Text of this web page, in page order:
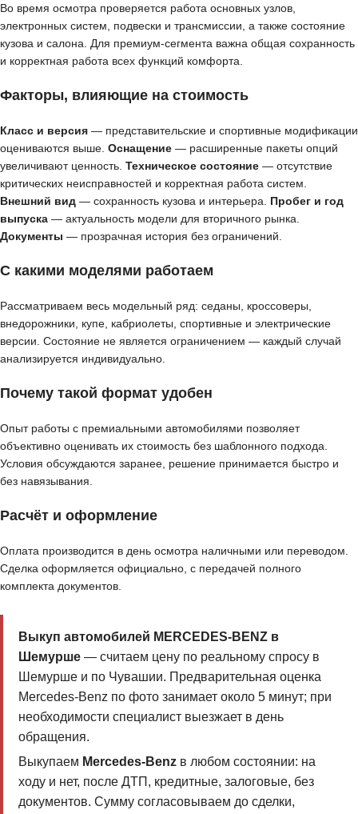
Во время осмотра проверяется работа основных узлов,
электронных систем, подвески и трансмиссии, а также состояние
кузова и салона. Для премиум-сегмента важна общая сохранность
и корректная работа всех функций комфорта.
Факторы, влияющие на стоимость
Класс и версия — представительские и спортивные модификации
оцениваются выше. Оснащение — расширенные пакеты опций
увеличивают ценность. Техническое состояние — отсутствие
критических неисправностей и корректная работа систем.
Внешний вид — сохранность кузова и интерьера. Пробег и год
выпуска — актуальность модели для вторичного рынка.
Документы — прозрачная история без ограничений.
С какими моделями работаем
Рассматриваем весь модельный ряд: седаны, кроссоверы,
внедорожники, купе, кабриолеты, спортивные и электрические
версии. Состояние не является ограничением — каждый случай
анализируется индивидуально.
Почему такой формат удобен
Опыт работы с премиальными автомобилями позволяет
объективно оценивать их стоимость без шаблонного подхода.
Условия обсуждаются заранее, решение принимается быстро и
без навязывания.
Расчёт и оформление
Оплата производится в день осмотра наличными или переводом.
Сделка оформляется официально, с передачей полного
комплекта документов.
Выкуп автомобилей MERCEDES-BENZ в
Шемурше— считаем цену по реальному спросу в
Шемурше и по Чувашии. Предварительная оценка
Mercedes-Benz по фото занимает около 5 минут; при
необходимости специалист выезжает в день
обращения.
Выкупаем Mercedes-Benzв любом состоянии: на
ходу и нет, после ДТП, кредитные, залоговые, без
документов. Сумму согласовываем до сделки,